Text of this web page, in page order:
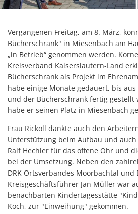
Vergangenen Freitag, am 8. März,
Bücherschrank" in Miesenbach am
„in Betrieb“ genommen werden.
Kreisverband Kaiserslautern-Land
Bücherschrank als Projekt im
habe einige Monate gedauert, bis
und der Bücherschrank fertig gestellt
habe er seinen Platz in Miesenbach
Frau Rickoll dankte auch den
Unterstützung beim Aufbau und
Ralf Hechler für das offene Ohr und
bei der Umsetzung. Neben den
DRK Ortsverbandes Moorbachtal und
Kreisgeschäftsführer Jan Müller war
benachbarten Kindertagesstätte
Koch, zur "Einweihung" gekommen.